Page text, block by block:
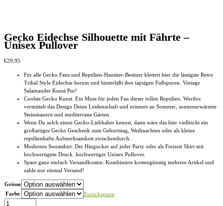
Gecko Eidechse Silhouette mit Fährte –
Unisex Pullover
€29,95
Für alle Gecko Fans und Reptilien-Haustier-Besitzer klettert hier die lässigste Retro
Tribal Style Eidechse herum und hinterläßt ihre tapsigen Fußspuren. Vintage
Salamander Kunst Pur!
Coolste Gecko Kunst. Ein Muss für jeden Fan dieser tollen Reptilien. Wortlos
vermittelt das Design Deine Leidenschaft und erinnert an Sommer, sonnenerwärmte
Steinmauern und mediterrane Gärten.
Wenn Du solch einen Gecko-Liebhaber kennst, dann wäre das hier vielleicht ein
großartiges Gecko Geschenk zum Geburtstag, Weihnachten oder als kleine
reptilienhafte Aufmerksamkeit zwischendurch.
Modernes Sweatshirt. Der Hingucker auf jeder Party oder als Freizeit Shirt mit
hochwertigem Druck. hochwertiger Unisex Pullover.
Spare ganz einfach Versandkosten: Kombiniere kostengünstig mehrere Artikel und
zahle nur einmal Versand!
Grösse
Farbe
Zurücksetzen
Gecko